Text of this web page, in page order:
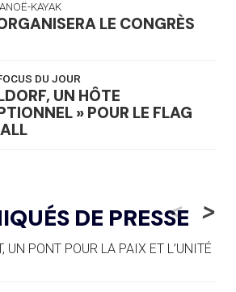
KAYAK
LE CONGRÈS
DU JOUR
UN HÔTE
» POUR LE FLAG
DE VOIR LA LUGE ALPINE
N'EST PAS FINI »
À L'ARC
À BRISBANE SUR LA
DE PRESSE
<
UN PONT POUR LA PAIX ET L’UNITÉ
>